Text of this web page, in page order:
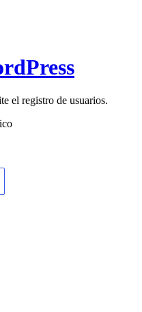
el registro de usuarios.